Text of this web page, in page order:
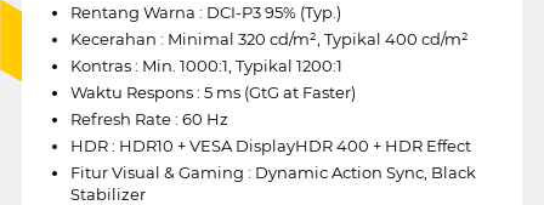
Rentang Warna : DCI-P3 95% (Typ.)
Kecerahan : Minimal 320 cd/m², Typikal 400 cd/m²
Kontras : Min. 1000:1, Typikal 1200:1
Waktu Respons : 5 ms (GtG at Faster)
Refresh Rate : 60 Hz
HDR : HDR10 + VESA DisplayHDR 400 + HDR Effect
Fitur Visual & Gaming : Dynamic Action Sync, Black
Stabilizer